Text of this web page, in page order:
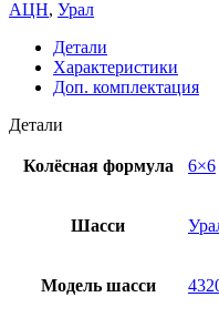
АЦН, Урал
Детали
Характеристики
Доп. комплектация
Детали
Колёсная формула 6×6
Шасси
Модель шасси